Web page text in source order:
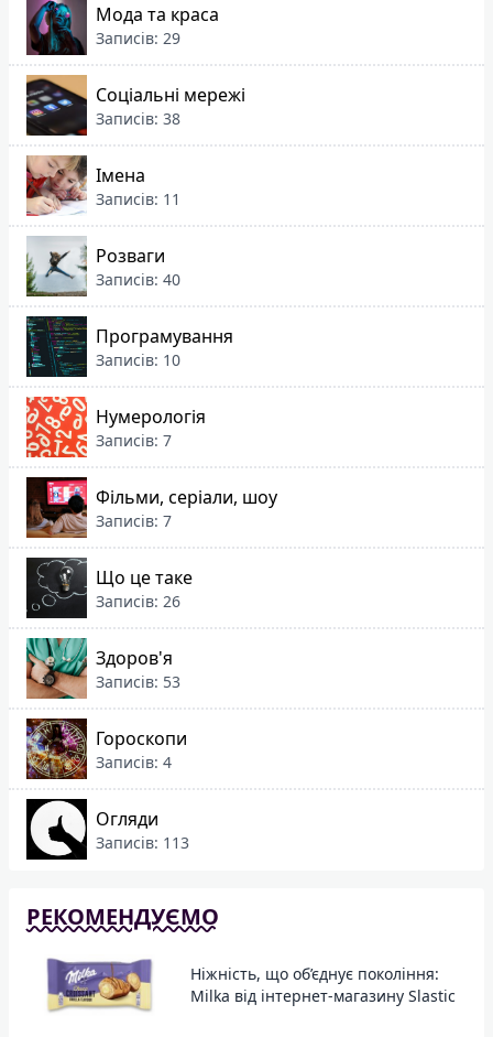
Мода та краса
Записів: 29
Соціальні мережі
Записів: 38
Імена
Записів: 11
Розваги
Записів: 40
Програмування
Записів: 10
Нумерологія
Записів: 7
Фільми, серіали, шоу
Записів: 7
Що це таке
Записів: 26
Здоров'я
Записів: 53
Гороскопи
Записів: 4
Огляди
Записів: 113
РЕКОМЕНДУЄМО
Ніжність, що об’єднує покоління:
Milka від інтернет-магазину Slastic